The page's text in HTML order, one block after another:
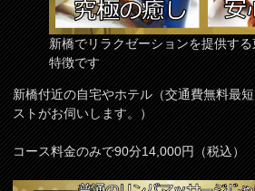
新橋でリラクゼーションを提供す
特徴です
新橋付近の自宅やホテル（交通費無料最
ストがお伺いします。）
コース料金のみで90分14,000円（税込）